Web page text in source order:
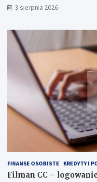
3 sierpnia 2026
FINANSE OSOBISTE KREDYTY I
Filman CC –